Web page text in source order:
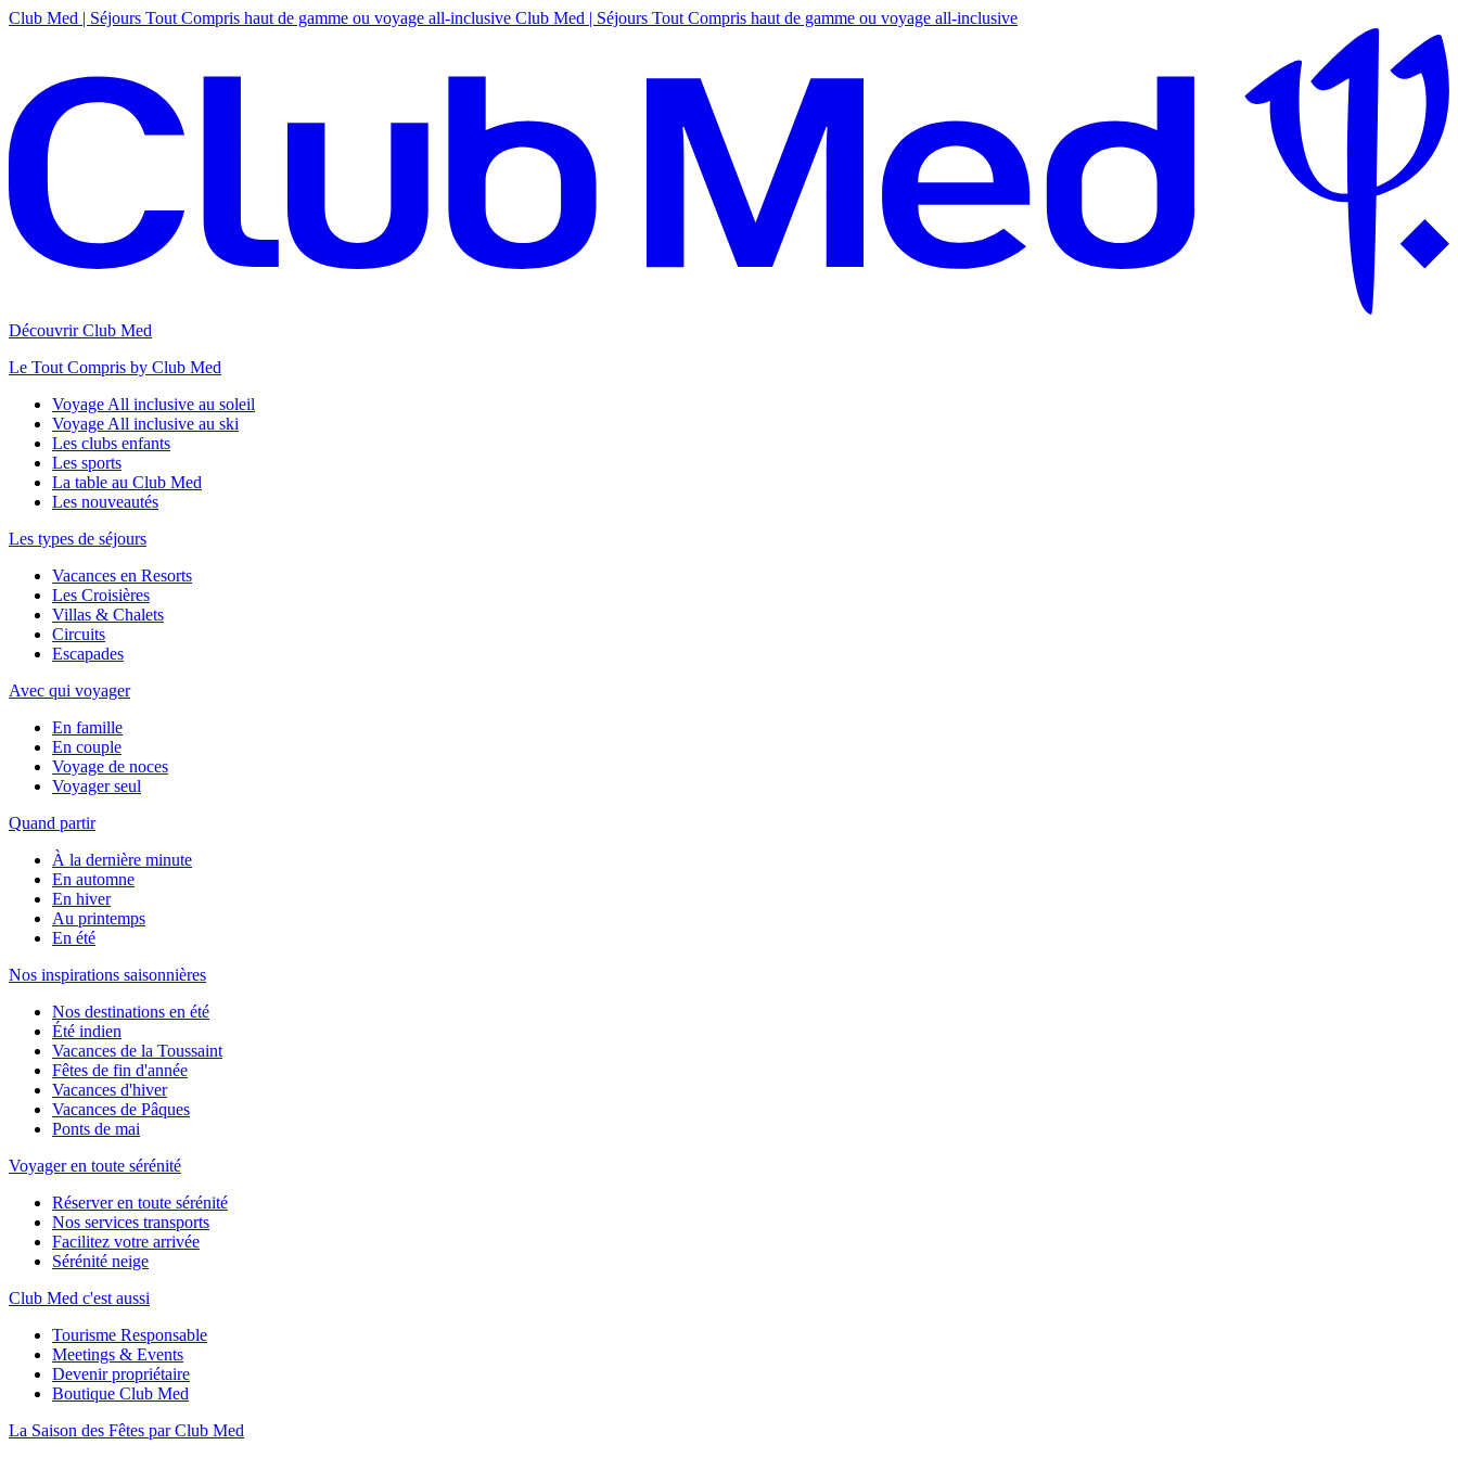
Club Med | Séjours Tout Compris haut de gamme ou voyage all-inclusive Club Med | Séjours Tout Compris haut de gamme ou voyage all-inclusive
Découvrir Club Med
Le Tout Compris by Club Med
Voyage All inclusive au soleil
Voyage All inclusive au ski
Les clubs enfants
Les sports
La table au Club Med
Les nouveautés
Les types de séjours
Vacances en Resorts
Les Croisières
Villas & Chalets
Circuits
Escapades
Avec qui voyager
En famille
En couple
Voyage de noces
Voyager seul
Quand partir
À la dernière minute
En automne
En hiver
Au printemps
En été
Nos inspirations saisonnières
Nos destinations en été
Été indien
Vacances de la Toussaint
Fêtes de fin d'année
Vacances d'hiver
Vacances de Pâques
Ponts de mai
Voyager en toute sérénité
Réserver en toute sérénité
Nos services transports
Facilitez votre arrivée
Sérénité neige
Club Med c'est aussi
Tourisme Responsable
Meetings & Events
Devenir propriétaire
Boutique Club Med
La Saison des Fêtes par Club Med